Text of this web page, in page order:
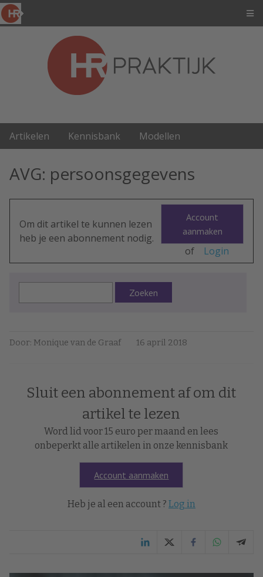
Artikelen Kennisbank Modellen
AVG: persoonsgegevens
Om dit artikel te kunnen lezen
heb je een abonnement nodig.
Account
aanmaken
of Login
Zoeken
Door: Monique van de Graaf 16 april 2018
Sluit een abonnement af om dit
artikel te lezen
Word lid voor 15 euro per maand en lees
onbeperkt alle artikelen in onze kennisbank
Account aanmaken
Heb je al een account ? Log in